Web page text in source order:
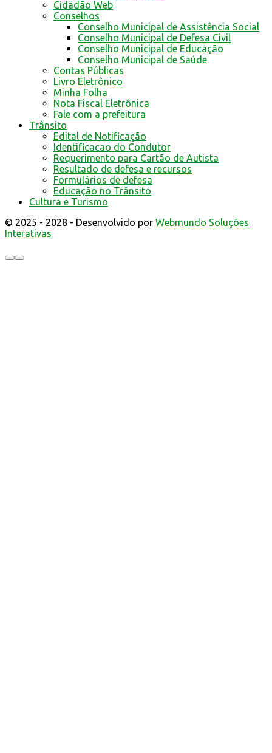
Cidadão Web
Conselhos
Conselho Municipal de Assistência Social
Conselho Municipal de Defesa Civil
Conselho Municipal de Educação
Conselho Municipal de Saúde
Contas Públicas
Livro Eletrônico
Minha Folha
Nota Fiscal Eletrônica
Fale com a prefeitura
Trânsito
Edital de Notificação
Identificacao do Condutor
Requerimento para Cartão de Autista
Resultado de defesa e recursos
Formulários de defesa
Educação no Trânsito
Cultura e Turismo
© 2025 - 2028 - Desenvolvido por Webmundo Soluções
Interativas